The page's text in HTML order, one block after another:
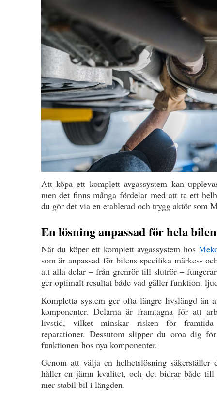
Att köpa ett komplett avgassystem kan
men det finns många fördelar med att ta ett
du gör det via en etablerad och trygg aktör som
En lösning anpassad för hela bilen
När du köper ett komplett avgassystem hos
som är anpassad för bilens specifika märkes-
att alla delar – från grenrör till slutrör –
ger optimalt resultat både vad gäller funktion,
Kompletta system ger ofta längre livslängd än
komponenter. Delarna är framtagna för att
livstid, vilket minskar risken för framtida
reparationer. Dessutom slipper du oroa dig
funktionen hos nya komponenter.
Genom att välja en helhetslösning säkerställer
håller en jämn kvalitet, och det bidrar både till
mer stabil bil i längden.